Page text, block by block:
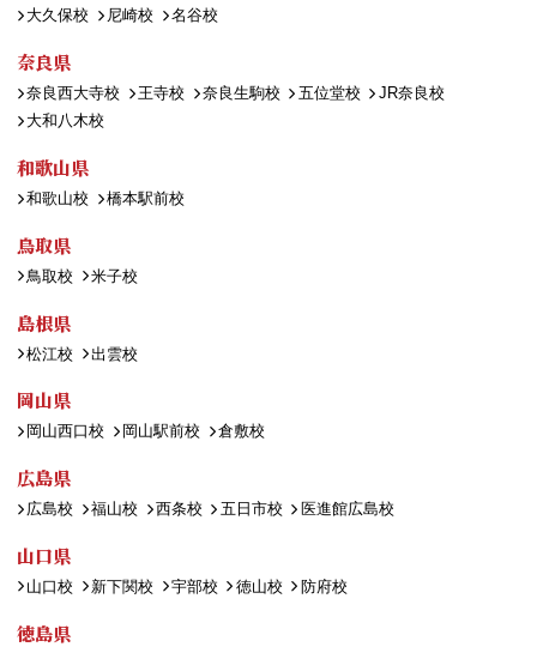
大久保校
尼崎校 名谷校
奈良県
奈良西大寺校 王寺校 奈良生駒校 五位堂校
JR奈良校
大和八木校
和歌山県
和歌山校 橋本駅前校
鳥取県
鳥取校 米子校
島根県
松江校 出雲校
岡山県
岡山西口校 岡山駅前校 倉敷校
広島県
広島校 福山校 西条校 五日市校 医進館広島校
山口県
山口校 新下関校 宇部校 徳山校 防府校
徳島県